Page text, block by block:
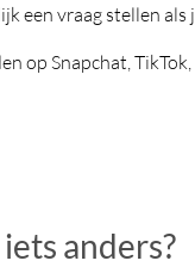
een vraag stellen als
op Snapchat,
anders?